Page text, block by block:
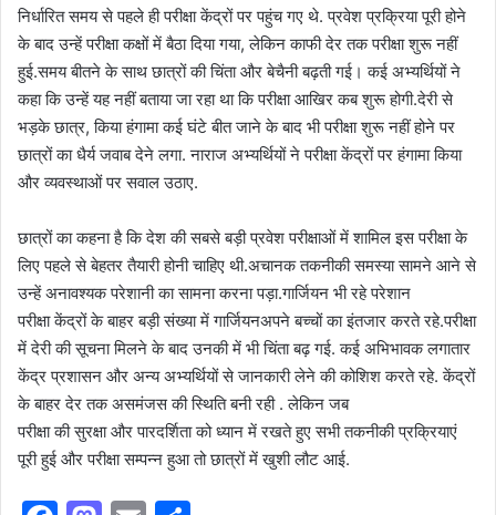
निर्धारित समय से पहले ही परीक्षा केंद्रों पर पहुंच गए थे. प्रवेश प्रक्रिया पूरी होने
के बाद उन्हें परीक्षा कक्षों में बैठा दिया गया, लेकिन काफी देर तक परीक्षा शुरू नहीं
हुई.समय बीतने के साथ छात्रों की चिंता और बेचैनी बढ़ती गई। कई अभ्यर्थियों ने
कहा कि उन्हें यह नहीं बताया जा रहा था कि परीक्षा आखिर कब शुरू होगी.देरी से
भड़के छात्र, किया हंगामा कई घंटे बीत जाने के बाद भी परीक्षा शुरू नहीं होने पर
छात्रों का धैर्य जवाब देने लगा. नाराज अभ्यर्थियों ने परीक्षा केंद्रों पर हंगामा किया
और व्यवस्थाओं पर सवाल उठाए.
छात्रों का कहना है कि देश की सबसे बड़ी प्रवेश परीक्षाओं में शामिल इस परीक्षा के
लिए पहले से बेहतर तैयारी होनी चाहिए थी.अचानक तकनीकी समस्या सामने आने से
उन्हें अनावश्यक परेशानी का सामना करना पड़ा.गार्जियन भी रहे परेशान
परीक्षा केंद्रों के बाहर बड़ी संख्या में गार्जियनअपने बच्चों का इंतजार करते रहे.परीक्षा
में देरी की सूचना मिलने के बाद उनकी में भी चिंता बढ़ गई. कई अभिभावक लगातार
केंद्र प्रशासन और अन्य अभ्यर्थियों से जानकारी लेने की कोशिश करते रहे. केंद्रों
के बाहर देर तक असमंजस की स्थिति बनी रही . लेकिन जब
परीक्षा की सुरक्षा और पारदर्शिता को ध्यान में रखते हुए सभी तकनीकी प्रक्रियाएं
पूरी हुई और परीक्षा सम्पन्न हुआ तो छात्रों में खुशी लौट आई.